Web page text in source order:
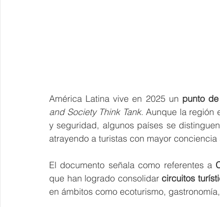
América Latina vive en 2025 un punto
and Society Think Tank. Aunque la región
y seguridad, algunos países se
atrayendo a turistas con mayor
El documento señala como referentes a
que han logrado consolidar circuitos
en ámbitos como ecoturismo,